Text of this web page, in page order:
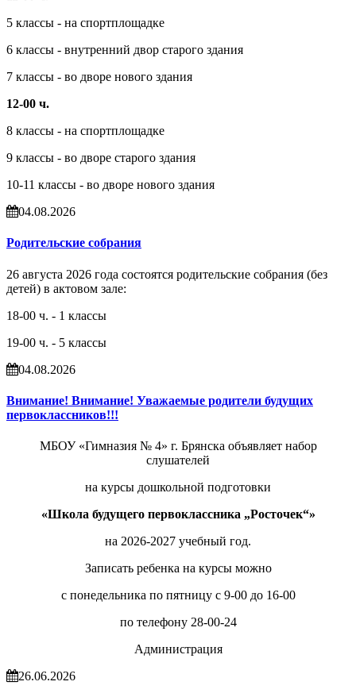
5 классы - на спортплощадке
6 классы - внутренний двор старого здания
7 классы - во дворе нового здания
12-00 ч.
8 классы - на спортплощадке
9 классы - во дворе старого здания
10-11 классы - во дворе нового здания
04.08.2026
Родительские собрания
26 августа 2026 года состоятся родительские собрания (без
детей) в актовом зале:
18-00 ч. - 1 классы
19-00 ч. - 5 классы
04.08.2026
Внимание! Внимание! Уважаемые родители будущих
первоклассников!!!
МБОУ «Гимназия № 4» г. Брянска объявляет набор
слушателей
на курсы дошкольной подготовки
«Школа будущего первоклассника „Росточек“»
на 2026-2027 учебный год.
Записать ребенка на курсы можно
с понедельника по пятницу с 9-00 до 16-00
по телефону 28-00-24
Администрация
26.06.2026